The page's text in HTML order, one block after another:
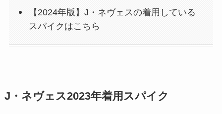
【2024年版】J・ネヴェスの着用している
スパイクはこちら
J・ネヴェス2023年着用スパイク